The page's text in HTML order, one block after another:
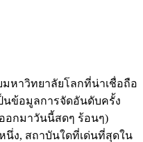
หาวิทยาลัยโลกที่น่าเชื่อถือ
นข้อมูลการจัดอันดับครั้ง
อกมาวันนี้สดๆ ร้อนๆ)
นึ่ง, สถาบันใดที่เด่นที่สุดใน